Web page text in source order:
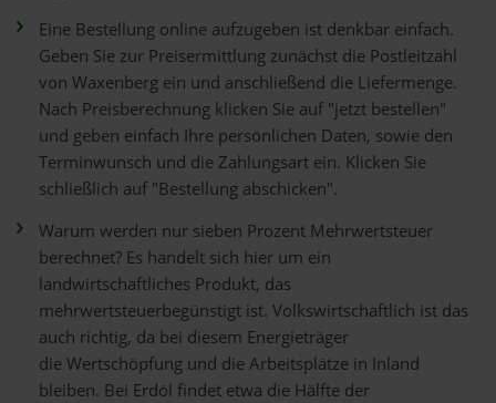
Eine Bestellung online aufzugeben ist denkbar einfach.
Geben Sie zur Preisermittlung zunächst die Postleitzahl
von Waxenberg ein und anschließend die Liefermenge.
Nach Preisberechnung klicken Sie auf "jetzt bestellen"
und geben einfach Ihre persönlichen Daten, sowie den
Terminwunsch und die Zahlungsart ein. Klicken Sie
schließlich auf "Bestellung abschicken".
Warum werden nur sieben Prozent Mehrwertsteuer
berechnet? Es handelt sich hier um ein
landwirtschaftliches Produkt, das
mehrwertsteuerbegünstigt ist. Volkswirtschaftlich ist das
auch richtig, da bei diesem Energieträger
die Wertschöpfung und die Arbeitsplätze in Inland
bleiben. Bei Erdöl findet etwa die Hälfte der